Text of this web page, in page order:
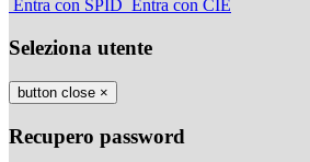
Entra con SPID Entra con CIE
Seleziona utente
button close ×
Recupero password